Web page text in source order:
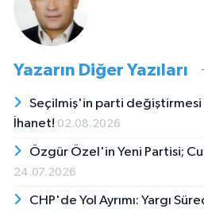
Yazarın Diğer Yazıları
Seçilmiş'in parti değiştirmesi
İhanet! 02.08.2026
Özgür Özel'in Yeni Partisi;
24.07.2026
CHP'de Yol Ayrımı: Yargı